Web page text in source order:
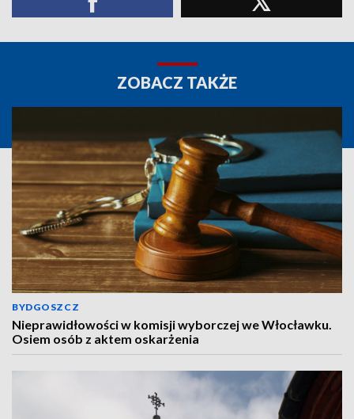
ZOBACZ TAKŻE
BYDGOSZCZ
Nieprawidłowości w komisji wyborczej we Włocławku.
Osiem osób z aktem oskarżenia